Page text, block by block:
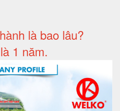
là bao lâu?
1 năm.